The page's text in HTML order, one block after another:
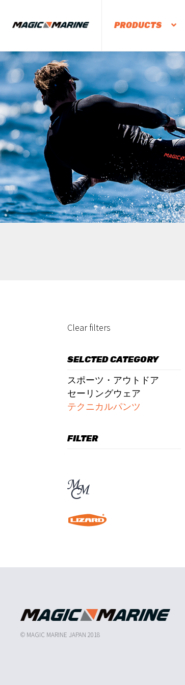
PRODUCTS
Clear filters
SELCTED CATEGORY
スポーツ・アウトドア
セーリングウェア
テクニカルパンツ
FILTER
© MAGIC MARINE JAPAN 2018